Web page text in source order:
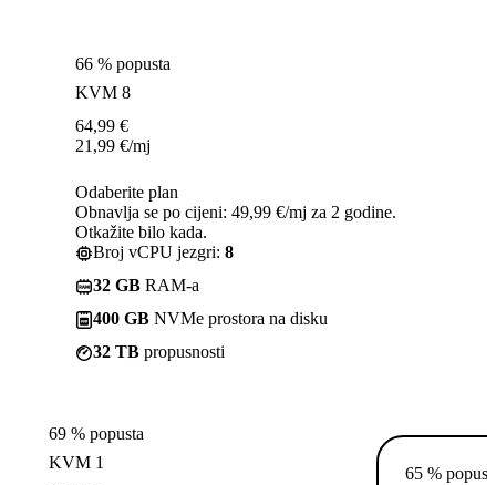
66 % popusta
KVM 8
64,99 €
21,99 €/mj
Odaberite plan
Obnavlja se po cijeni: 49,99 €/mj za 2 godine.
Otkažite bilo kada.
Broj vCPU jezgri: 8
32 GB RAM-a
400 GB NVMe prostora na disku
32 TB propusnosti
69 % popusta
KVM 1
65 %